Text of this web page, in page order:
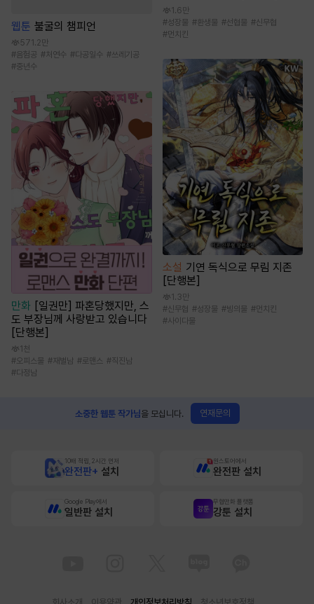
웹툰 불굴의 챔피언
571.2만
#음험공 #처연수 #다공일수 #쓰레기공
#중년수
만화
[일권만] 파혼당했지만, 스
도 부장님께 사랑받고 있습니다
[단행본]
1천
#오피스물 # 재벌남 #로맨스 #직진남
#다정남
1.6만
#성장물 #환생물 #선협물 #신무협
#먼치킨
소설 기연 독식으로 무림 지존
[단행본]
1.3만
#신무협 #성장물 #빙의물 #먼치킨
#사이다물
소중한 웹툰 작가님을 모십니다. 연재문의
10배 적립, 2시간 먼저
완전판+ 설치
원스토어에서
완전판 설치
Google Play에서
일반판 설치
무협만화 플랫폼
강툰 설치